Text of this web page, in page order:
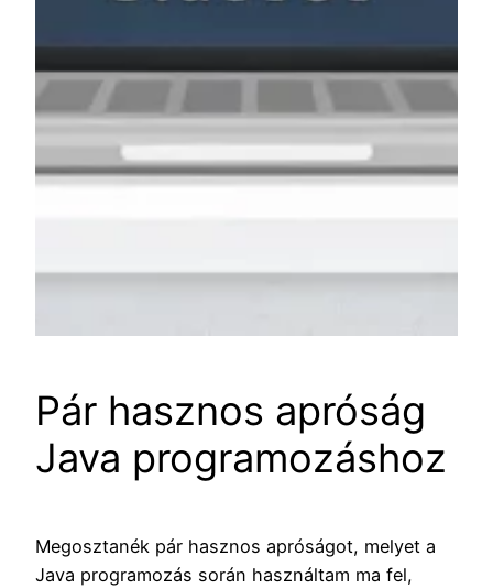
Pár hasznos apróság
Java programozáshoz
Megosztanék pár hasznos apróságot, melyet a
Java programozás során használtam ma fel,